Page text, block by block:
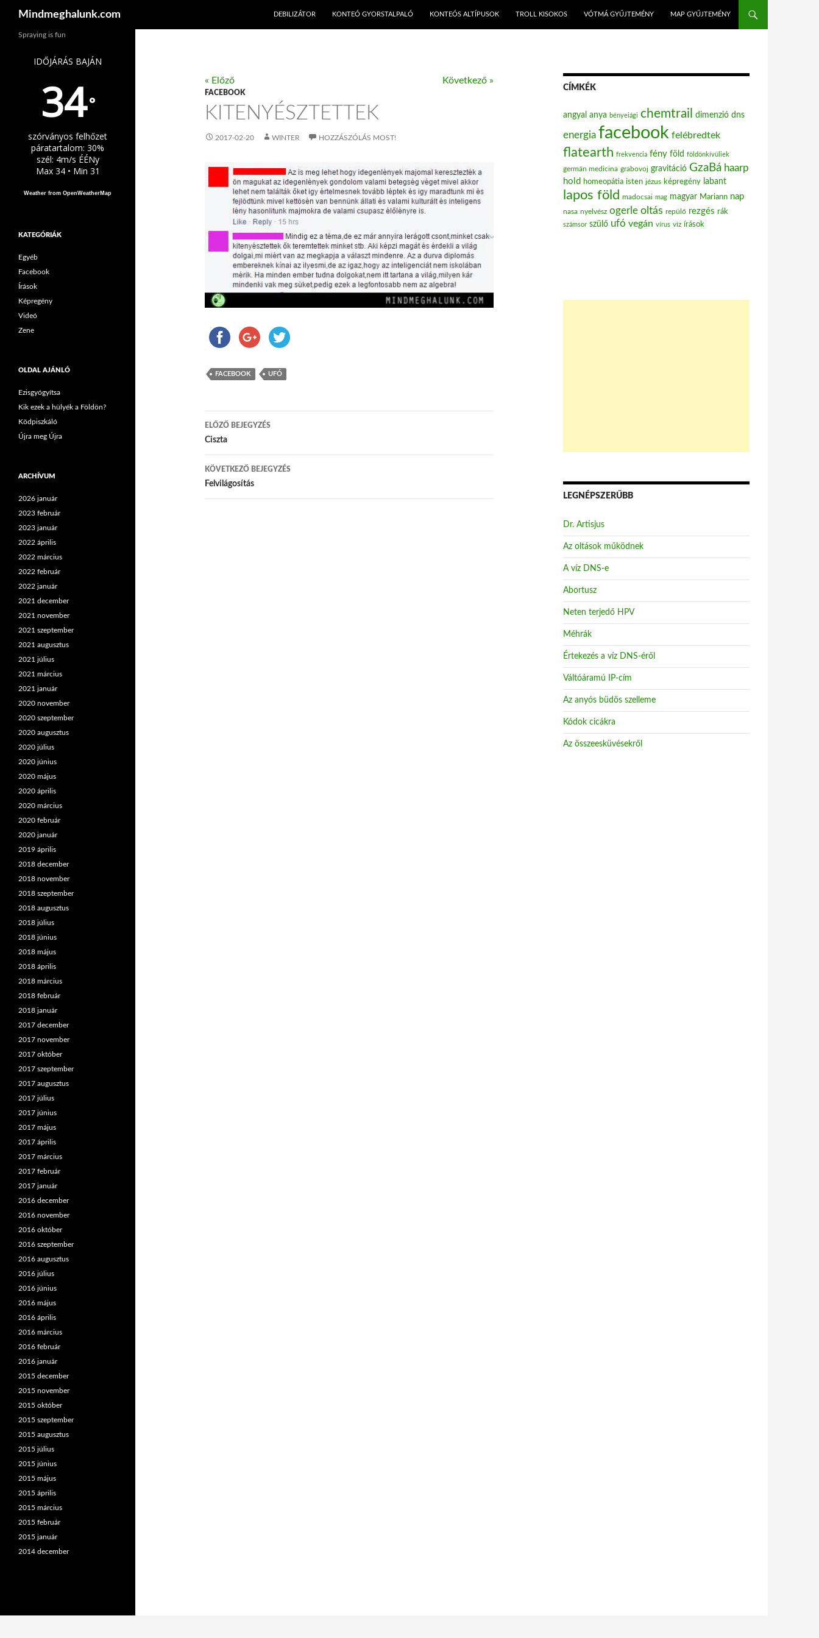
Mindmeghalunk.com
DEBILIZÁTOR
KONTEÓ GYORSTALPALÓ KONTEÓS ALTÍPUSOK TROLL KISOKOS VÓTMÁ GYŰJTEMÉNY MAP GYŰJTEMÉNY
« Előző Következő »
FACEBOOK
KITENYÉSZTETTEK
2017-02-20 WINTER HOZZÁSZÓLÁS MOST!
FACEBOOK UFÓ
Bejegyzés navigáció
ELŐZŐ BEJEGYZÉS
Ciszta
KÖVETKEZŐ BEJEGYZÉS
Felvilágosítás
CÍMKÉK
angyal anya bényeiági chemtrail dimenzió dns
energia facebook felébredtek
flatearth frekvencia fény föld földönkívüliek
germán medicina grabovoj gravitáció GzaBá haarp
hold homeopátia isten jézus képregény labant
lapos föld madocsai mag magyar Mariann nap
nasa nyelvész ogerle oltás repülő rezgés rák
számsor szülő ufó vegán vírus víz írások
LEGNÉPSZERŰBB
Dr. Artisjus
Az oltások működnek
A víz DNS-e
Abortusz
Neten terjedő HPV
Méhrák
Értekezés a víz DNS-éről
Váltóáramú IP-cím
Az anyós büdös szelleme
Kódok cicákra
Az összeesküvésekről
Spraying is fun
IDŐJÁRÁS BAJÁN
34°
szórványos felhőzet
páratartalom: 30%
szél: 4m/s ÉÉNy
Max 34 • Min 31
Weather from OpenWeatherMap
KATEGÓRIÁK
Egyéb
Facebook
Írások
Képregény
Videó
Zene
OLDAL AJÁNLÓ
Ezisgyógyítsa
Kik ezek a hülyék a Földön?
Ködpiszkáló
Újra meg Újra
ARCHÍVUM
2026 január
2023 február
2023 január
2022 április
2022 március
2022 február
2022 január
2021 december
2021 november
2021 szeptember
2021 augusztus
2021 július
2021 március
2021 január
2020 november
2020 szeptember
2020 augusztus
2020 július
2020 június
2020 május
2020 április
2020 március
2020 február
2020 január
2019 április
2018 december
2018 november
2018 szeptember
2018 augusztus
2018 július
2018 június
2018 május
2018 április
2018 március
2018 február
2018 január
2017 december
2017 november
2017 október
2017 szeptember
2017 augusztus
2017 július
2017 június
2017 május
2017 április
2017 március
2017 február
2017 január
2016 december
2016 november
2016 október
2016 szeptember
2016 augusztus
2016 július
2016 június
2016 május
2016 április
2016 március
2016 február
2016 január
2015 december
2015 november
2015 október
2015 szeptember
2015 augusztus
2015 július
2015 június
2015 május
2015 április
2015 március
2015 február
2015 január
2014 december